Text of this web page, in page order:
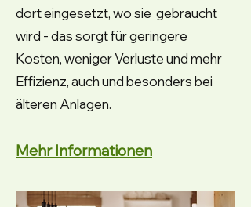
dort eingesetzt, wo sie gebraucht
wird - das sorgt für geringere
Kosten, weniger Verluste und mehr
Effizienz, auch und besonders bei
älteren Anlagen.
Mehr Informationen